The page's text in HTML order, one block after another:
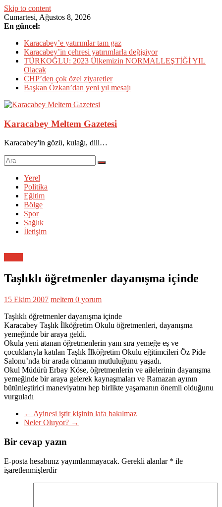
Skip to content
Cumartesi, Ağustos 8, 2026
En güncel:
Karacabey’e yatırımlar tam gaz
Karacabey’in çehresi yatırımlarla değişiyor
TÜRKOĞLU: 2023 Ülkemizin NORMALLEŞTİĞİ YIL
Olacak
CHP’den çok özel ziyaretler
Başkan Özkan’dan yeni yıl mesajı
Karacabey Meltem Gazetesi
Karacabey'in gözü, kulağı, dili…
Yerel
Politika
Eğitim
Bölge
Spor
Sağlık
İletişim
Taşlıklı öğretmenler dayanışma içinde
15 Ekim 2007 meltem 0 yorum
Taşlıklı öğretmenler dayanışma içinde
Karacabey Taşlık İlköğretim Okulu öğretmenleri, dayanışma
yemeğinde bir araya geldi.
Okula yeni atanan öğretmenlerin yanı sıra yemeğe eş ve
çocuklarıyla katılan Taşlık İlköğretim Okulu eğitimcileri Öz Pide
Salonu’nda bir arada olmanın mutluluğunu yaşadı.
Okul Müdürü Erbay Köse, öğretmenlerin ve ailelerinin dayanışma
yemeğinde bir araya gelerek kaynaşmaları ve Ramazan ayının
bütünleştirici maneviyatını hep birlikte yaşamanın önemli olduğunu
vurguladı
← Ayinesi iştir kişinin lafa bakılmaz
Neler Oluyor? →
Bir cevap yazın
E-posta hesabınız yayımlanmayacak. Gerekli alanlar * ile
işaretlenmişlerdir